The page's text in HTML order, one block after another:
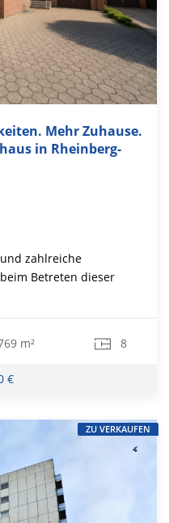
Mehr Zuhause.
in Rheinberg-
zahlreiche
Betreten dieser
m² 8
€
ZU VERKAUFEN